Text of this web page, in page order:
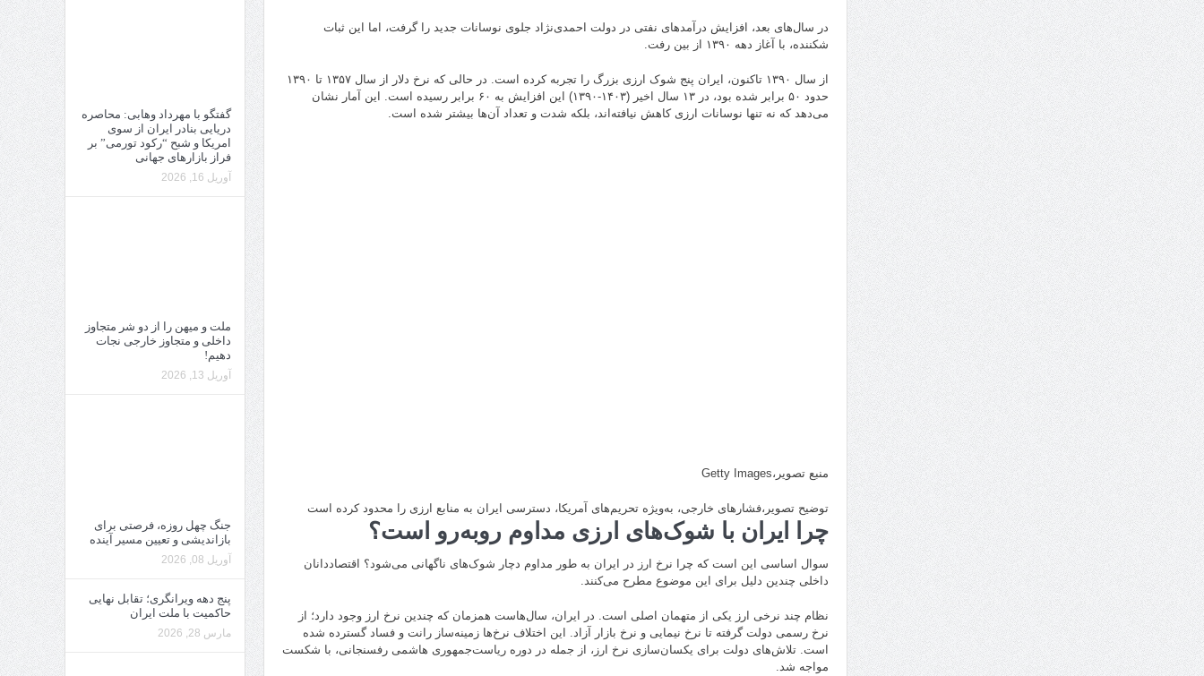
در سال‌های بعد، افزایش درآمدهای نفتی در دولت احمدی‌نژاد جلوی نوسانات جدید را گرفت، اما این ثبات
شکننده، با آغاز دهه ۱۳۹۰ از بین رفت.
از سال ۱۳۹۰ تاکنون، ایران پنج شوک ارزی بزرگ را تجربه کرده است. در حالی که نرخ دلار از سال ۱۳۵۷ تا ۱۳۹۰
حدود ۵۰ برابر شده بود، در ۱۳ سال اخیر (۱۴۰۳-۱۳۹۰) این افزایش به ۶۰ برابر رسیده است. این آمار نشان
می‌دهد که نه تنها نوسانات ارزی کاهش نیافته‌اند، بلکه شدت و تعداد آن‌ها بیشتر شده است.
منبع تصویر،Getty Images
توضیح تصویر،فشارهای خارجی، به‌ویژه تحریم‌های آمریکا، دسترسی ایران به منابع ارزی را محدود کرده است
چرا ایران با شوک‌های ارزی مداوم روبه‌رو است؟
سوال اساسی این است که چرا نرخ ارز در ایران به طور مداوم دچار شوک‌های ناگهانی می‌شود؟ اقتصاددانان
داخلی چندین دلیل برای این موضوع مطرح می‌کنند.
نظام چند نرخی ارز یکی از متهمان اصلی است. در ایران، سال‌هاست همزمان که چندین نرخ ارز وجود دارد؛ از
نرخ رسمی دولت گرفته تا نرخ نیمایی و نرخ بازار آزاد. این اختلاف نرخ‌ها زمینه‌ساز رانت و فساد گسترده شده
است. تلاش‌های دولت برای یکسان‌سازی نرخ ارز، از جمله در دوره ریاست‌جمهوری هاشمی رفسنجانی، با شکست
مواجه شد.
گفتگو با مهرداد وهابی: محاصره
دریایی بنادر ایران از سوی
امریکا و شبح “رکود تورمی” بر
فراز بازارهای جهانی
آوریل 16, 2026
ملت و میهن را از دو شر متجاوز
داخلی و متجاوز خارجی نجات
دهیم!
آوریل 13, 2026
جنگ چهل روزه، فرصتی برای
بازاندیشی و تعیین مسیر آینده
آوریل 08, 2026
پنج دهه ویرانگری؛ تقابل نهایی
حاکمیت با ملت ایران
مارس 28, 2026